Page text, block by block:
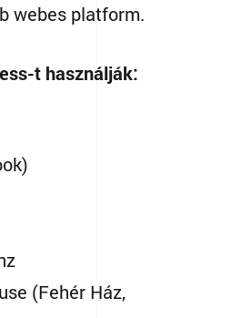
webes platform.
t használják:
(Fehér Ház,